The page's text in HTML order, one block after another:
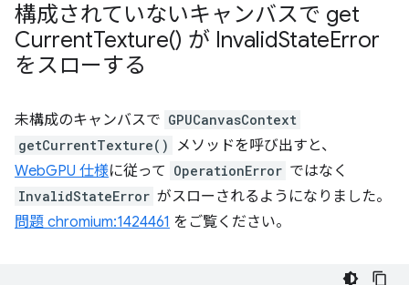
構成されていないキャンバスで get
CurrentTexture() が InvalidStateError
をスローする
未構成のキャンバスで GPUCanvasContext
getCurrentTexture()
メソッドを呼び出すと、
WebGPU 仕様に従って OperationError ではなく
InvalidStateError がスローされるようになりました。
問題 chromium:1424461 をご覧ください。